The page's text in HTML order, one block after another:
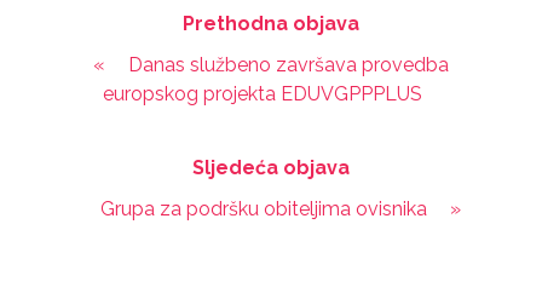
Prethodna objava
«
Danas službeno završava provedba
europskog projekta EDUVGPPPLUS
Sljedeća objava
Grupa za podršku obiteljima ovisnika
»